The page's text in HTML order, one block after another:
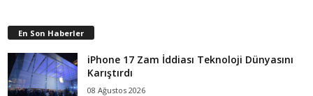
En Son Haberler
iPhone 17 Zam İddiası Teknoloji Dünyasını
Karıştırdı
08 Ağustos 2026